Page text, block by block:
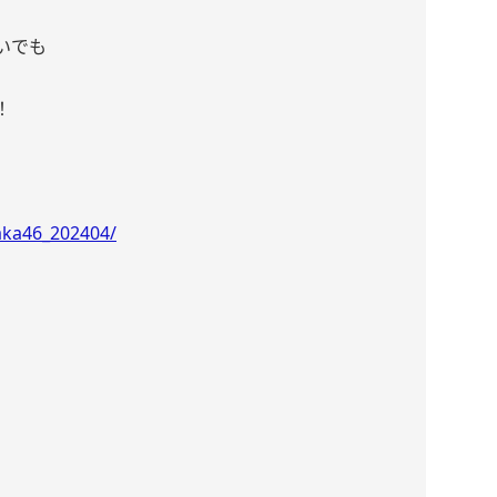
でも